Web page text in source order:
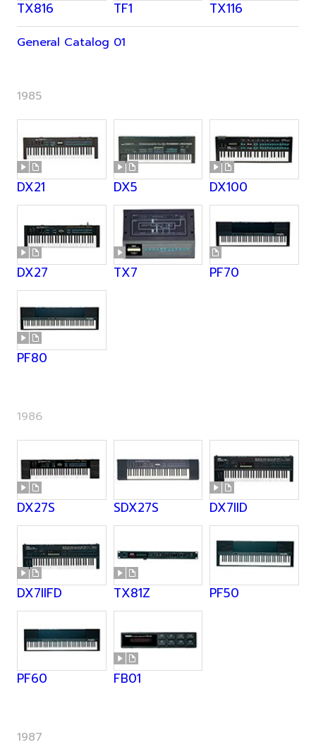
TX816 TF1 TX116
General Catalog 01
1985
DX21 DX5 DX100
DX27 TX7 PF70
PF80
1986
DX27S SDX27S DX7IID
DX7IIFD TX81Z PF50
PF60 FB01
1987